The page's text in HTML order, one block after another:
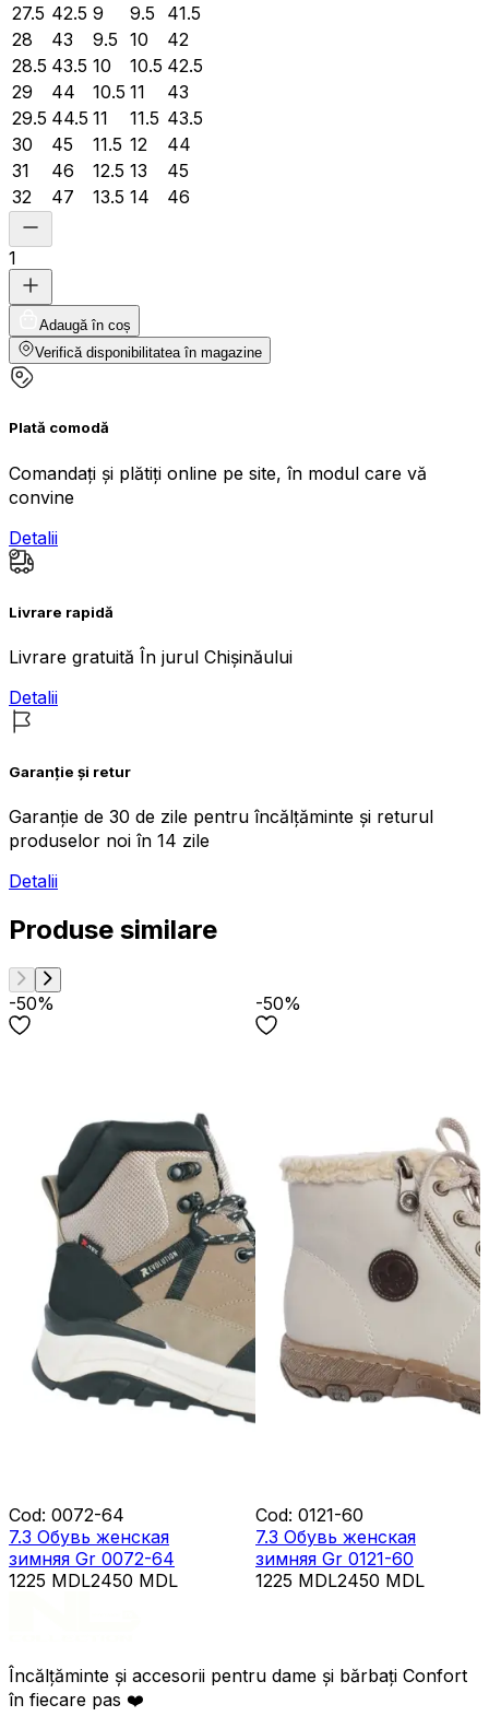
27.5 42.5 9 9.5
41.5
28
43 9.5 10
42
28.5 43.5 10 10.5 42.5
29
44 10.5 11
43
29.5 44.5 11 11.5 43.5
30
45 11.5 12
44
31
46 12.5 13
45
32
47 13.5 14 46
1
Adaugă în coș
Verifică disponibilitatea în magazine
Plată comodă
Comandați și plătiți online pe site, în modul care vă
convine
Detalii
Livrare rapidă
Livrare gratuită În jurul Chișinăului
Detalii
Garanție și retur
Garanție de 30 de zile pentru încălțăminte și returul
produselor noi în 14 zile
Detalii
Produse similare
-50%
Cod: 0072-64
7.3 Обувь женская
зимняя Gr 0072-64
1225 MDL2450 MDL
-50%
Cod: 0121-60
7.3 Обувь женская
зимняя Gr 0121-60
1225 MDL2450 MDL
Încălțăminte și accesorii pentru dame și bărbați Confort
în fiecare pas ❤️